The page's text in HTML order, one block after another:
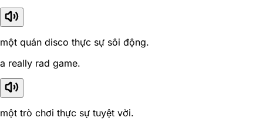
một quán disco thực sự sôi động.
a really rad game.
một trò chơi thực sự tuyệt vời.